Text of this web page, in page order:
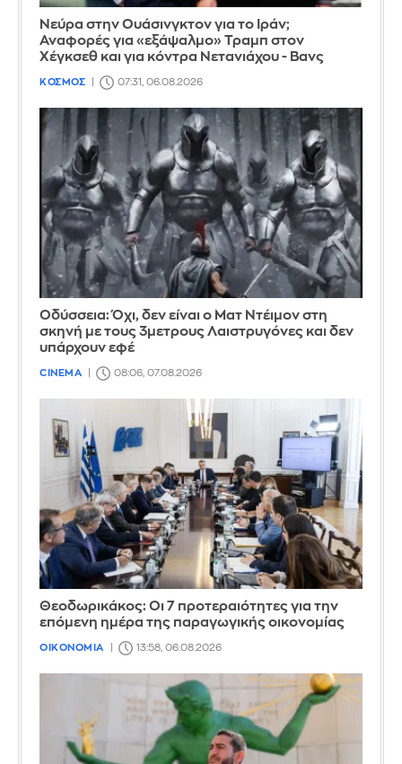
Νεύρα στην Ουάσινγκτον για το Ιράν;
Αναφορές για «εξάψαλμο» Τραμπ στον
Χέγκσεθ και για κόντρα Νετανιάχου - Βανς
ΚΟΣΜΟΣ 07:31, 06.08.2026
Οδύσσεια: Όχι, δεν είναι ο Ματ Ντέιμον στη
σκηνή με τους 3μετρους Λαιστρυγόνες και δεν
υπάρχουν εφέ
CINEMA 08:06, 07.08.2026
Θεοδωρικάκος: Οι 7 προτεραιότητες για την
επόμενη ημέρα της παραγωγικής οικονομίας
ΟΙΚΟΝΟΜΙΑ 13:58, 06.08.2026